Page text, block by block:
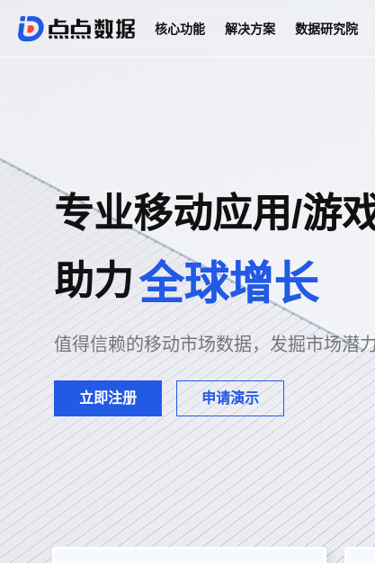
核心功能 解决方案 数据研究院
专业移动应用/游
助力全球增长
值得信赖的移动市场数据，发掘市场潜